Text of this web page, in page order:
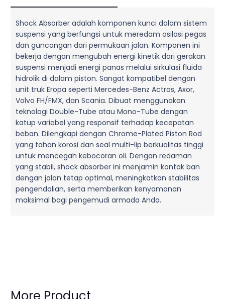
Shock Absorber adalah komponen kunci dalam sistem
suspensi yang berfungsi untuk meredam osilasi pegas
dan guncangan dari permukaan jalan. Komponen ini
bekerja dengan mengubah energi kinetik dari gerakan
suspensi menjadi energi panas melalui sirkulasi fluida
hidrolik di dalam piston. Sangat kompatibel dengan
unit truk Eropa seperti Mercedes-Benz Actros, Axor,
Volvo FH/FMX, dan Scania. Dibuat menggunakan
teknologi Double-Tube atau Mono-Tube dengan
katup variabel yang responsif terhadap kecepatan
beban. Dilengkapi dengan Chrome-Plated Piston Rod
yang tahan korosi dan seal multi-lip berkualitas tinggi
untuk mencegah kebocoran oli. Dengan redaman
yang stabil, shock absorber ini menjamin kontak ban
dengan jalan tetap optimal, meningkatkan stabilitas
pengendalian, serta memberikan kenyamanan
maksimal bagi pengemudi armada Anda.